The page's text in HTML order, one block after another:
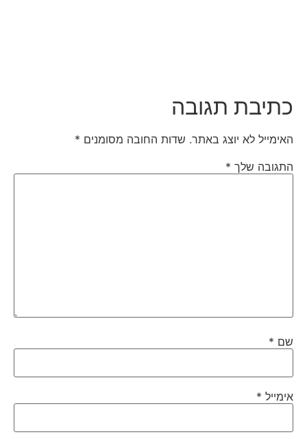
כתיבת תגובה
האימייל לא יוצג באתר. שדות החובה מסומנים*
התגובה שלך*
שם*
אימייל*